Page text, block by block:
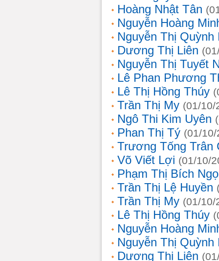
Hoàng Nhật Tân
Nguyễn Hoàng
Nguyễn Thị Quỳnh
Dương Thị Liên
Nguyễn Thị Tuyết
Lê Phan Phương
Lê Thị Hồng Thúy
Trần Thị My (01/10/
Ngô Thi Kim Uyên
Phan Thị Tý (01/
Trương Tống Trân
Võ Viết Lợi (01/10/
Phạm Thị Bích
Trần Thị Lệ Huyền
Trần Thị My (01/10/
Lê Thị Hồng Thúy
Nguyễn Hoàng
Nguyễn Thị Quỳnh
Dương Thị Liên